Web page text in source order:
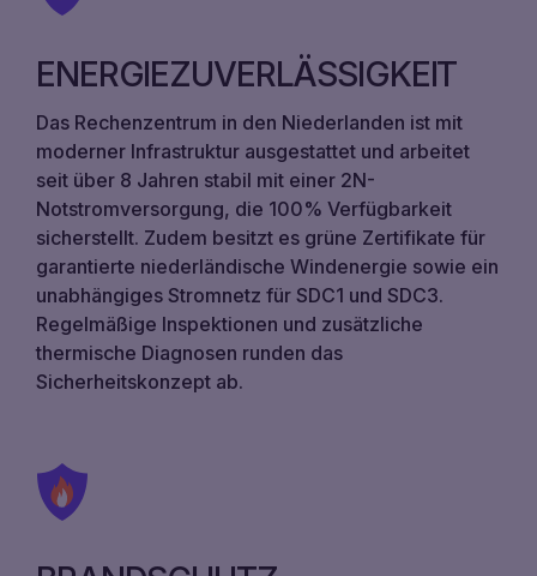
ENERGIEZUVERLÄSSIGKEIT
Das Rechenzentrum in den Niederlanden ist mit
moderner Infrastruktur ausgestattet und arbeitet
seit über 8 Jahren stabil mit einer 2N-
Notstromversorgung, die 100% Verfügbarkeit
sicherstellt. Zudem besitzt es grüne Zertifikate für
garantierte niederländische Windenergie sowie ein
unabhängiges Stromnetz für SDC1 und SDC3.
Regelmäßige Inspektionen und zusätzliche
thermische Diagnosen runden das
Sicherheitskonzept ab.